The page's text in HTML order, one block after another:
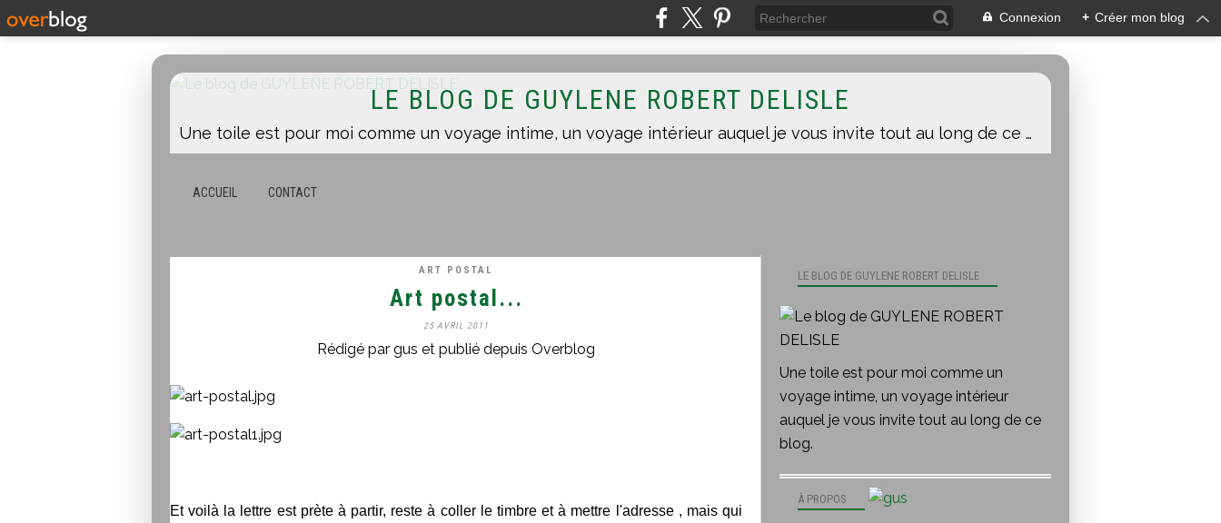
Connexion + Créer mon blog
LE BLOG DE GUYLENE ROBERT DELISLE
Une toile est pour moi comme un voyage intime, un voyage intérieur auquel je vous invite tout au long de ce blog.
ACCUEIL CONTACT
ART POSTAL
Art postal...
25 AVRIL 2011
Rédigé par gus et publié depuis Overblog
Et voilà la lettre est prète à partir, reste à coller le timbre et à mettre l'adresse , mais qui
LE BLOG DE GUYLENE ROBERT DELISLE
Une toile est pour moi comme un
voyage intime, un voyage intérieur
auquel je vous invite tout au long de ce
blog.
À PROPOS